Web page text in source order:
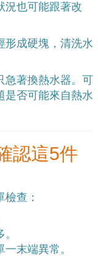
況也可能跟著改
形成硬塊，清洗水
急著換熱水器。可
是否可能來自熱水
認這5件
查：
末端異常。